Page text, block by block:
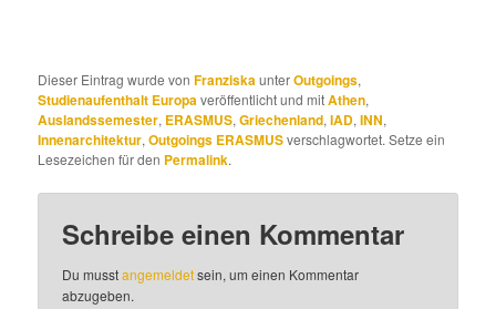
Dieser Eintrag wurde vonFranziskaunterOutgoings,
Studienaufenthalt Europaveröffentlicht und mitAthen,
Auslandssemester, ERASMUS,Griechenland,IAD,INN,
Innenarchitektur,Outgoings ERASMUSverschlagwortet. Setze ein
Lesezeichen für den Permalink.
Schreibe einen Kommentar
Du musstangemeldetsein, um einen Kommentar
abzugeben.